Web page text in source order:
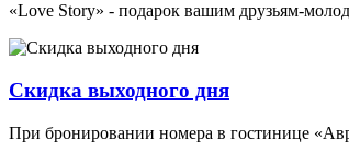
«Love Story» - подарок вашим друзьям-
Скидка выходного дня
При бронировании номера в гостинице